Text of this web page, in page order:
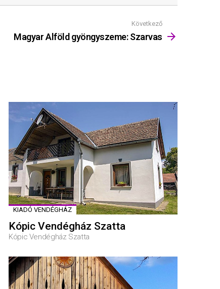
Következő
Magyar Alföld gyöngyszeme: Szarvas
KIADÓ VENDÉGHÁZ
Kópic Vendégház Szatta
Kópic Vendégház Szatta